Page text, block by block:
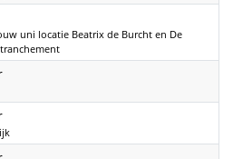
uni locatie Beatrix de Burcht en De
2024
2024